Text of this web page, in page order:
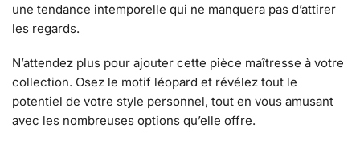
une tendance intemporelle qui ne manquera pas d’attirer
les regards.
N’attendez plus pour ajouter cette pièce maîtresse à votre
collection. Osez le motif léopard et révélez tout le
potentiel de votre style personnel, tout en vous amusant
avec les nombreuses options qu’elle offre.